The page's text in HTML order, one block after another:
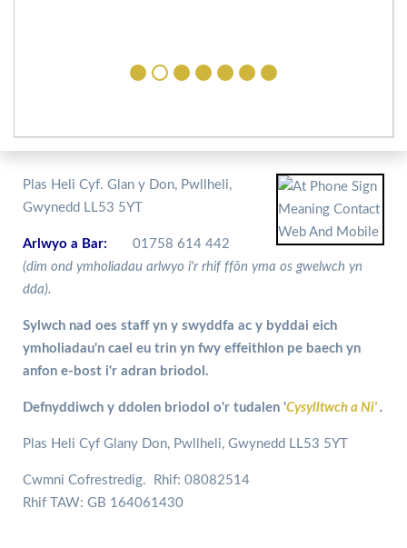
Plas Heli Cyf. Glan y Don, Pwllheli,
Gwynedd LL53 5YT
Arlwyo a Bar:
01758 614 442
(dim ond ymholiadau arlwyo i'r rhif ffôn yma os gwelwch yn
dda).
Sylwch nad oes staff yn y swyddfa ac y byddai eich
ymholiadau'n cael eu trin yn fwy effeithlon pe baech yn
anfon e-bost i'r adran briodol.
Defnyddiwch y ddolen briodol o'r tudalen 'Cysylltwch a Ni' .
Plas Heli Cyf Glany Don, Pwllheli, Gwynedd LL53 5YT
Cwmni Cofrestredig. Rhif: 08082514
Rhif TAW: GB 164061430